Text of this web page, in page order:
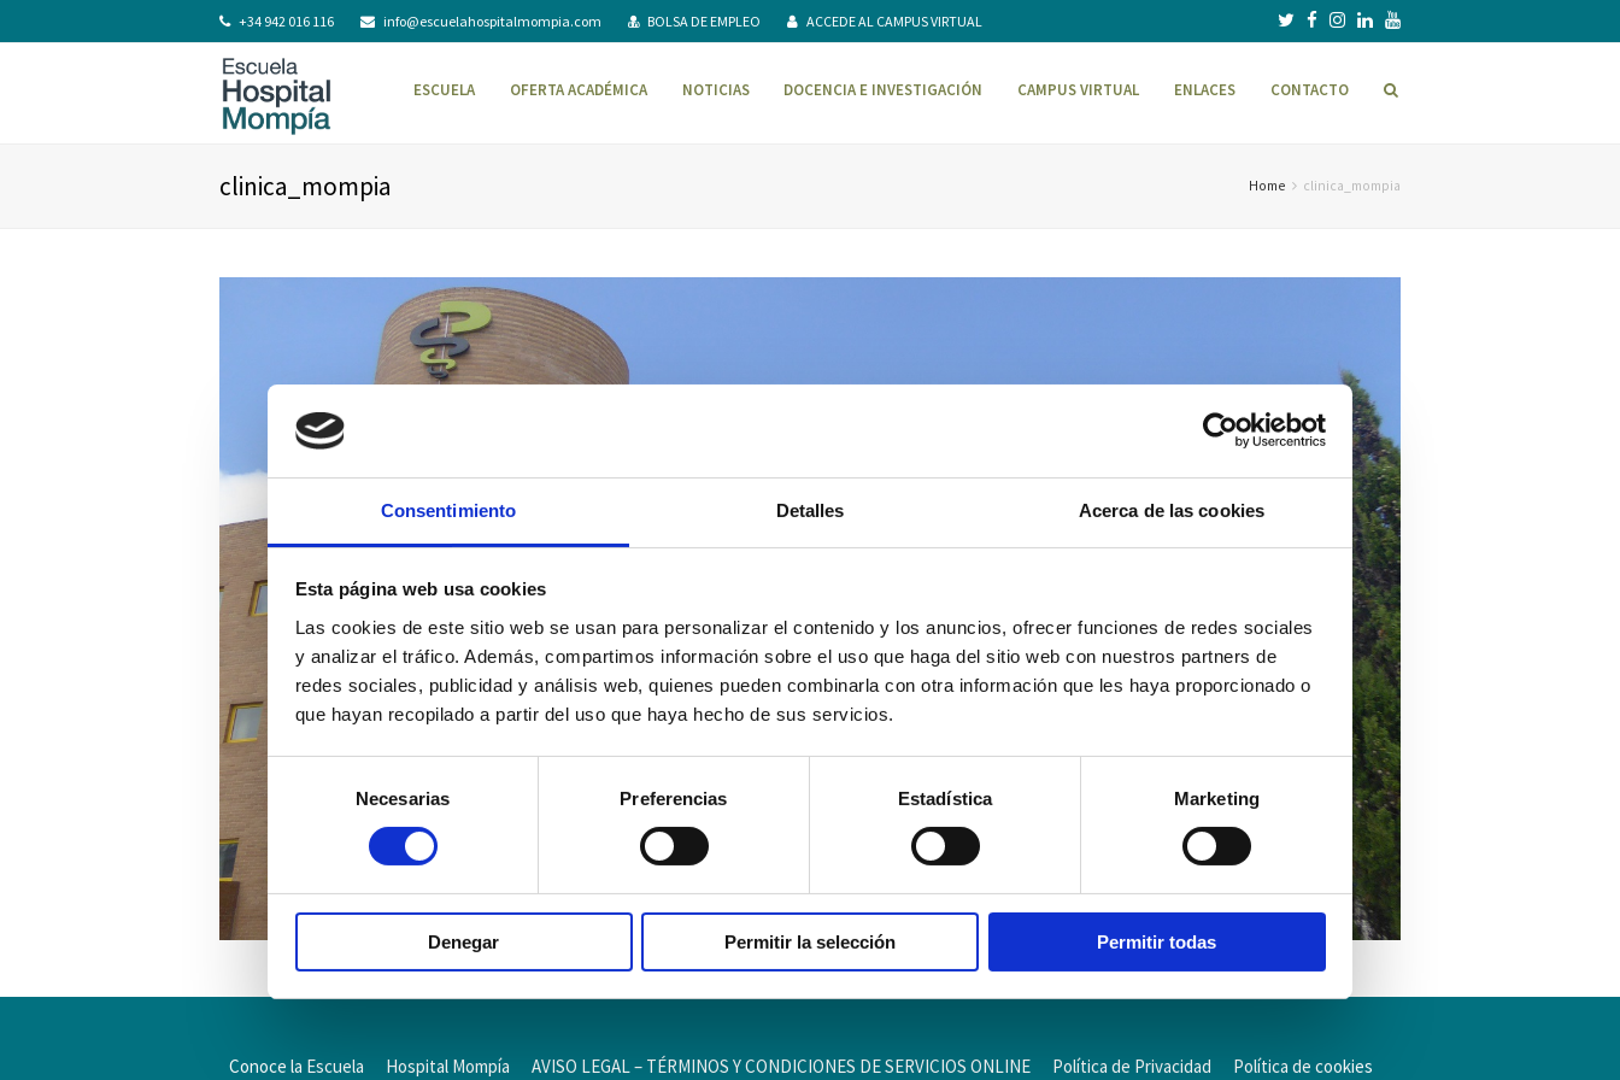
Consentimiento Detalles Acerca de las cookies
Esta página web usa cookies
Las cookies de este sitio web se usan para personalizar el contenido y los anuncios, ofrecer funciones de redes sociales
y analizar el tráfico. Además, compartimos información sobre el uso que haga del sitio web con nuestros partners de
redes sociales, publicidad y análisis web, quienes pueden combinarla con otra información que les haya proporcionado o
que hayan recopilado a partir del uso que haya hecho de sus servicios.
consentimiento
Necesarias Preferencias Estadística Marketing
Denegar Permitir la selección Permitir todas
+34 942 016 116 info@escuelahospitalmompia.com BOLSA DE EMPLEO ACCEDE AL CAMPUS VIRTUAL
ESCUELA OFERTA ACADÉMICA NOTICIAS DOCENCIA E INVESTIGACIÓN CAMPUS VIRTUAL ENLACES CONTACTO
clinica_mompia Home clinica_mompia
Conoce la Escuela Hospital Mompía AVISO LEGAL – TÉRMINOS Y CONDICIONES DE SERVICIOS ONLINE Política de Privacidad Política de cookies